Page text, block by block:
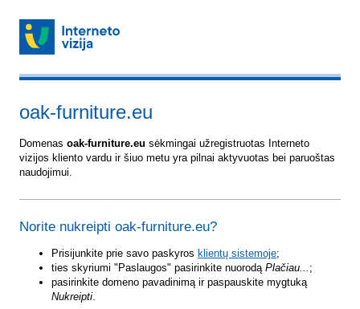
oak-furniture.eu
Domenas oak-furniture.eu sėkmingai užregistruotas Interneto
vizijos kliento vardu ir šiuo metu yra pilnai aktyvuotas bei paruoštas
naudojimui.
Norite nukreipti oak-furniture.eu?
Prisijunkite prie savo paskyros klientų sistemoje;
ties skyriumi "Paslaugos" pasirinkite nuorodą Plačiau... ;
pasirinkite domeno pavadinimą ir paspauskite mygtuką
Nukreipti.